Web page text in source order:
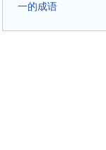
一的成语